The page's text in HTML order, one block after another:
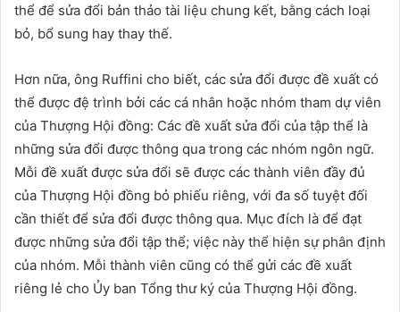
thể để sửa đổi bản thảo tài liệu chung kết, bằng cách loại
bỏ, bổ sung hay thay thế.
Hơn nữa, ông Ruffini cho biết, các sửa đổi được đề xuất có
thể được đệ trình bởi các cá nhân hoặc nhóm tham dự viên
của Thượng Hội đồng: Các đề xuất sửa đổi của tập thể là
những sửa đổi được thông qua trong các nhóm ngôn ngữ.
Mỗi đề xuất được sửa đổi sẽ được các thành viên đầy đủ
của Thượng Hội đồng bỏ phiếu riêng, với đa số tuyệt đối
cần thiết để sửa đổi được thông qua. Mục đích là để đạt
được những sửa đổi tập thể; việc này thể hiện sự phân định
của nhóm. Mỗi thành viên cũng có thể gửi các đề xuất
riêng lẻ cho Ủy ban Tổng thư ký của Thượng Hội đồng.